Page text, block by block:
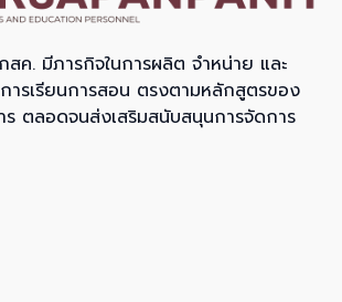
ค. มีภารกิจในการผลิต จำหน่าย และ
รเรียนการสอน ตรงตามหลักสูตรของ
ร ตลอดจนส่งเสริมสนับสนุนการจัดการ